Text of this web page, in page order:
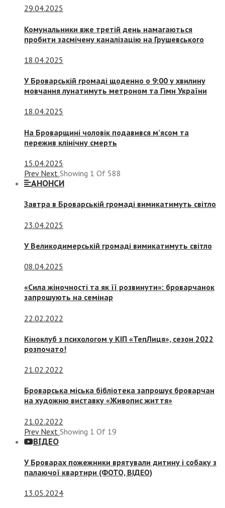
29.04.2025
Комунальники вже третій день намагаються
пробити засмічену каналізацію на Грушевського
18.04.2025
У Броварській громаді щоденно о 9:00 у хвилину
мовчання лунатимуть метроном та Гімн України
18.04.2025
На Броварщині чоловік подавився м’ясом та
пережив клінічну смерть
15.04.2025
Prev Next Showing 1 Of 588
АНОНСИ
Завтра в Броварській громаді вимикатимуть світло
23.04.2025
У Великодимерській громаді вимикатимуть світло
08.04.2025
«Сила жіночності та як її розвинути»: броварчанок
запрошують на семінар
22.02.2022
Кіноклуб з психологом у КІП «ТепЛиця», сезон 2022
розпочато!
21.02.2022
Броварська міська бібліотека запрошує броварчан
на художню виставку «Живопис життя»
21.02.2022
Prev Next Showing 1 Of 19
ВІДЕО
У Броварах пожежники врятували дитину і собаку з
палаючої квартири (ФОТО, ВІДЕО)
13.05.2024